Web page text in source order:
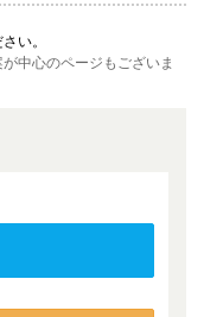
い。
中心のページもございま